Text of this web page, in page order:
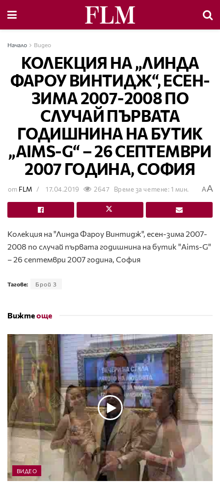
Начало Видео
КОЛЕКЦИЯ НА „ЛИНДА
ФАРОУ ВИНТИДЖ“, ЕСЕН-
ЗИМА 2007-2008 ПО
СЛУЧАЙ ПЪРВАТА
ГОДИШНИНА НА БУТИК
„AIMS-G“ – 26 СЕПТЕМВРИ
2007 ГОДИНА, СОФИЯ
от FLM 17.04.2019 2647 Време за четене: 1 мин. AA
Колекция на "Линда Фароу Винтидж", есен-зима 2007-
2008 по случай първата годишнина на бутик "Aims-G"
– 26 септември 2007 година, София
Тагове: Брой 3
Вижтеоще
ВИДЕО